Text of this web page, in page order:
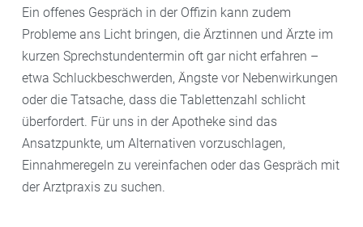
Ein offenes Gespräch in der Offizin kann zudem
Probleme ans Licht bringen, die Ärztinnen und Ärzte im
kurzen Sprechstundentermin oft gar nicht erfahren –
etwa Schluckbeschwerden, Ängste vor Nebenwirkungen
oder die Tatsache, dass die Tablettenzahl schlicht
überfordert. Für uns in der Apotheke sind das
Ansatzpunkte, um Alternativen vorzuschlagen,
Einnahmeregeln zu vereinfachen oder das Gespräch mit
der Arztpraxis zu suchen.